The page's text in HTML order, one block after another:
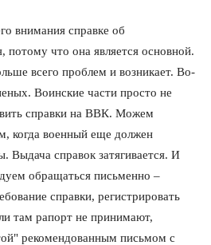
внимания справке об
потому что она является основной.
всего проблем и возникает. Во-
Воинские части просто не
справки на ВВК. Можем
когда военный еще должен
Выдача справок затягивается. И
обращаться письменно –
справки, регистрировать
там рапорт не принимают,
рекомендованным письмом с